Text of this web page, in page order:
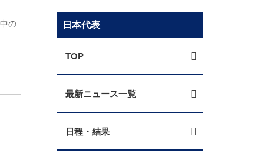
の 日本代表
TOP
最新ニュース一覧
日程・結果